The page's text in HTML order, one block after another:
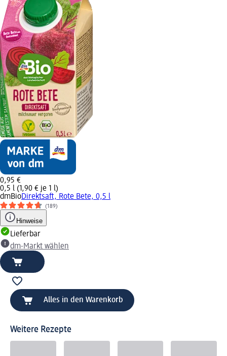
0,95 €
0,5 l (1,90 € je 1 l)
dmBioDirektsaft, Rote Bete, 0,5 l
(189)
Hinweise
Lieferbar
dm-Markt wählen
Alles in den Warenkorb
Weitere Rezepte